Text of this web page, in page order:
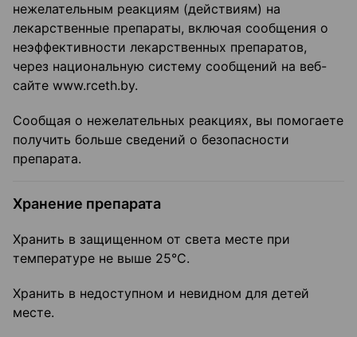
нежелательным реакциям (действиям) на
лекарственные препараты, включая сообщения о
неэффективности лекарственных препаратов,
через национальную систему сообщений на веб-
сайте www.rceth.by.
Сообщая о нежелательных реакциях, вы помогаете
получить больше сведений о безопасности
препарата.
Хранение препарата
Хранить в защищенном от света месте при
температуре не выше 25°С.
Хранить в недоступном и невидном для детей
месте.